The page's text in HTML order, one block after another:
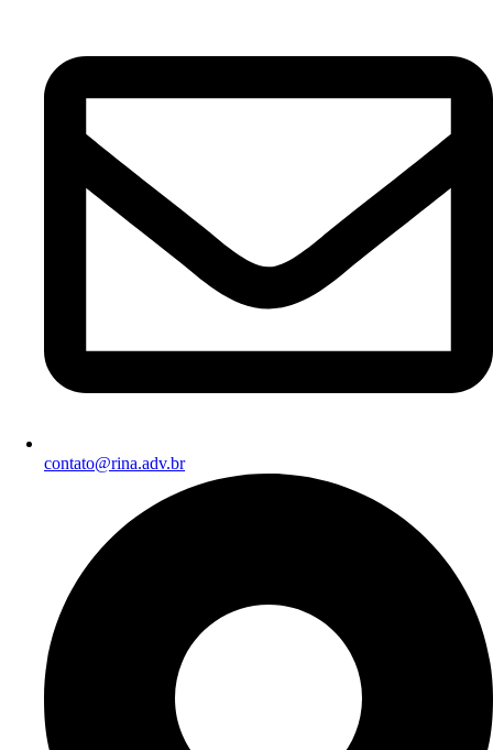
contato@rina.adv.br